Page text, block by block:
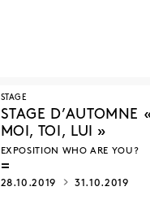
STAGE
STAGE D’AUTOMNE
MOI, TOI, LUI »
EXPOSITION WHO ARE YOU?
28.10.2019 31.10.2019